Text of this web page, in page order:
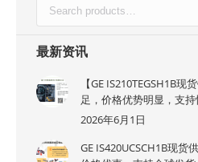
最新资讯
【GE IS210TEGSH1B
足，价格优势明显，支
2026年6月1日
GE IS420UCSCH1B现货